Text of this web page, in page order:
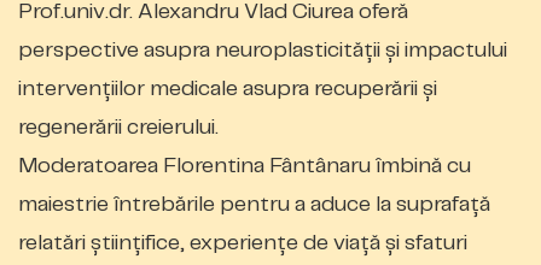
Prof.univ.dr. Alexandru Vlad Ciurea oferă
perspective asupra neuroplasticității și impactului
intervențiilor medicale asupra recuperării și
regenerării creierului.
Moderatoarea Florentina Fântânaru îmbină cu
maiestrie întrebările pentru a aduce la suprafață
relatări științifice, experiențe de viață și sfaturi